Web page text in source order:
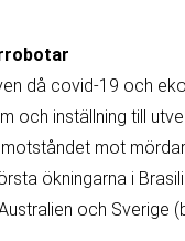
då covid-19 och
och inställning till
mot
ökningarna i
och Sverige